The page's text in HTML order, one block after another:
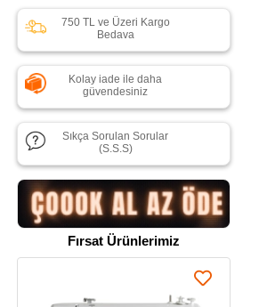
750 TL ve Üzeri Kargo
Bedava
Kolay iade ile daha
güvendesiniz
Sıkça Sorulan Sorular
(S.S.S)
Fırsat Ürünlerimiz